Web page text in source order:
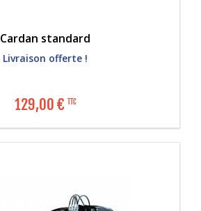
Cardan standard
129,00€ TTC
Livraison offerte !